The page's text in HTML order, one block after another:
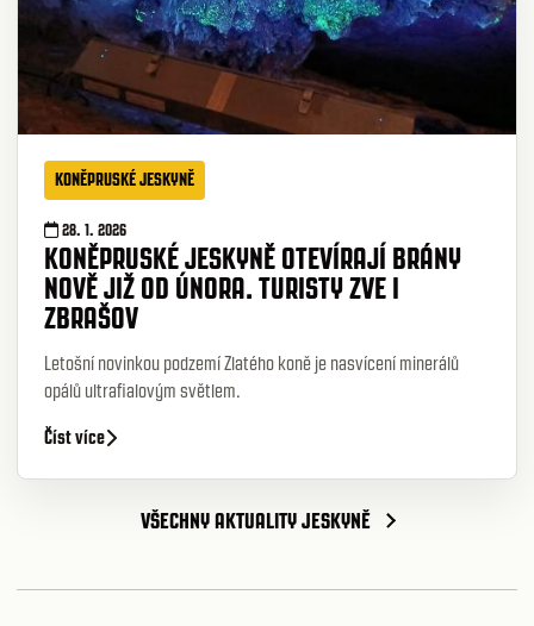
KONĚPRUSKÉ JESKYNĚ
28. 1. 2026
KONĚPRUSKÉ JESKYNĚ OTEVÍRAJÍ BRÁNY
NOVĚ JIŽ OD ÚNORA. TURISTY ZVE I
ZBRAŠOV
Letošní novinkou podzemí Zlatého koně je nasvícení minerálů
opálů ultrafialovým světlem.
Číst více
VŠECHNY AKTUALITY JESKYNĚ